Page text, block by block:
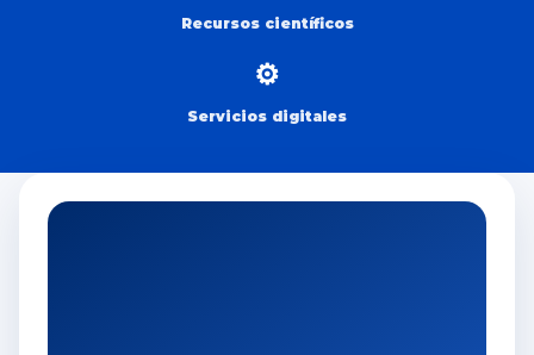
Recursos científicos
⚙
Servicios digitales